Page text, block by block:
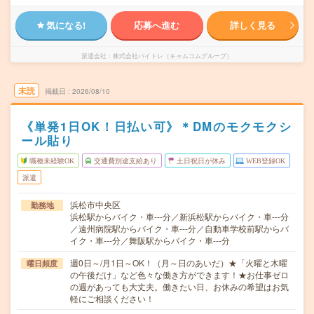
気になる! 応募へ進む 詳しく見る
派遣会社 株式会社バイトレ（キャムコムグループ）
未読 掲載日 2026/08/10
《単発1日OK！日払い可》＊DMのモクモクシ
ール貼り
職種未経験OK 交通費別途支給あり 土日祝日が休み WEB登録OK
派遣
勤務地
浜松市中央区
浜松駅からバイク・車---分／新浜松駅からバイク・車---分
／遠州病院駅からバイク・車---分／自動車学校前駅からバ
イク・車---分／舞阪駅からバイク・車---分
曜日頻度
週0日～/月1日～OK！（月～日のあいだ）★「火曜と木曜
の午後だけ」など色々な働き方ができます！★お仕事ゼロ
の週があっても大丈夫。働きたい日、お休みの希望はお気
軽にご相談ください！